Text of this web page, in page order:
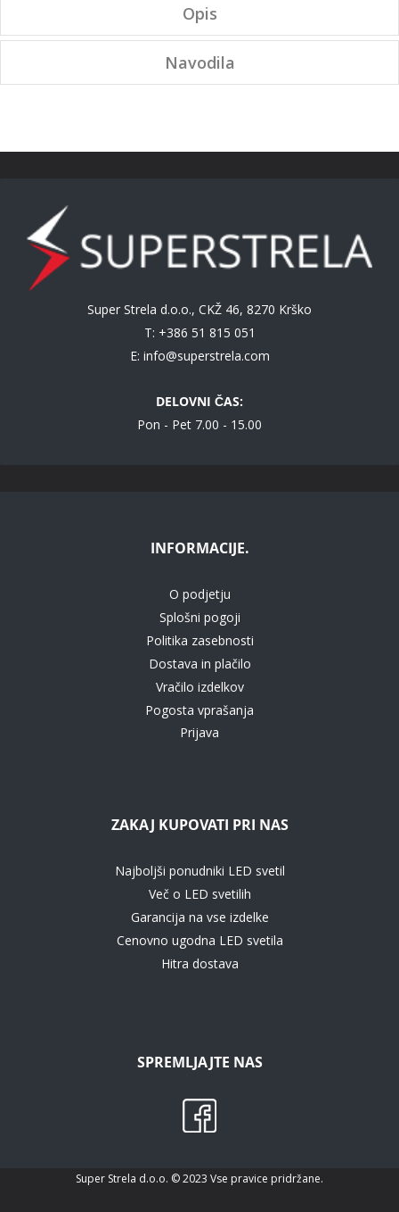
Opis
Navodila
Super Strela d.o.o., CKŽ 46, 8270 Krško
T: +386 51 815 051
E: info@superstrela.com
DELOVNI ČAS:
Pon - Pet 7.00 - 15.00
INFORMACIJE.
O podjetju
Splošni pogoji
Politika zasebnosti
Dostava in plačilo
Vračilo izdelkov
Pogosta vprašanja
Prijava
ZAKAJ KUPOVATI PRI NAS
Najboljši ponudniki LED svetil
Več o LED svetilih
Garancija na vse izdelke
Cenovno ugodna LED svetila
Hitra dostava
SPREMLJAJTE NAS
Super Strela d.o.o. © 2023 Vse pravice pridržane.